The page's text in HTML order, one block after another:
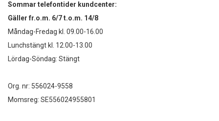
Sommar telefontider kundcenter:
Gäller fr.o.m. 6/7 t.o.m. 14/8
Måndag-Fredag kl. 09.00-16.00
Lunchstängt kl. 12.00-13.00
Lördag-Söndag: Stängt
Org. nr: 556024-9558
Momsreg: SE556024955801